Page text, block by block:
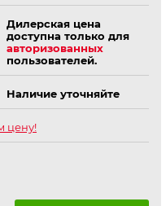
Дилерская цена
доступна только для
авторизованных
пользователей.
Наличие уточняйте
цену!